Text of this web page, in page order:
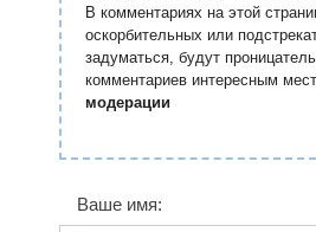
В комментариях на этой
оскорбительных или
задуматься, будут
комментариев интересным
модерации
Ваше имя: